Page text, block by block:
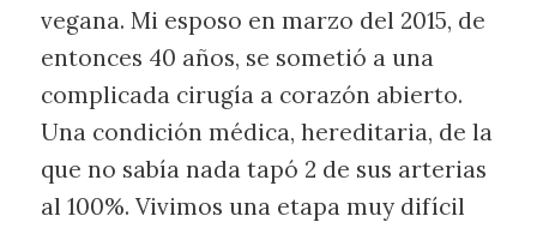
vegana. Mi esposo en marzo del 2015, de
entonces 40 años, se sometió a una
complicada cirugía a corazón abierto.
Una condición médica, hereditaria, de la
que no sabía nada tapó 2 de sus arterias
al 100%. Vivimos una etapa muy difícil